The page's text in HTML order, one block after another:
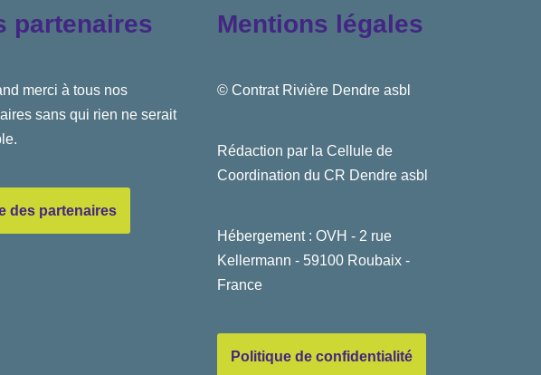
partenaires
merci à tous nos
sans qui rien ne serait
des partenaires
Mentions légales
© Contrat Rivière Dendre asbl
Rédaction par la Cellule de
Coordination du CR Dendre asbl
Hébergement : OVH - 2 rue
Kellermann - 59100 Roubaix -
France
Politique de confidentialité